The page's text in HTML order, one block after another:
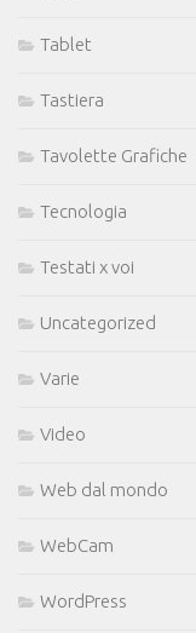
Tablet
Tastiera
Tavolette Grafiche
Tecnologia
Testati x voi
Uncategorized
Varie
Video
Web dal mondo
WebCam
WordPress